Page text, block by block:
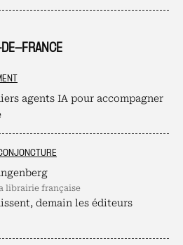
DE-FRANCE
agents IA pour accompagner
librairie française
demain les éditeurs